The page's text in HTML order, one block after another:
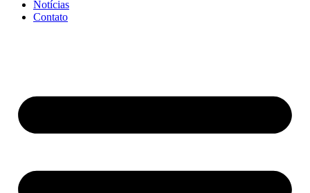
Notícias
Contato